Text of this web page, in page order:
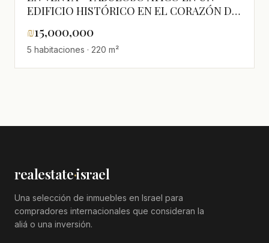
EDIFICIO HISTÓRICO EN EL CORAZÓN DE
₪15,000,000
5 habitaciones · 220 m²
realestate·israel
Una selección de inmuebles en Israel para
compradores internacionales que consideran la
aliá o una inversión.